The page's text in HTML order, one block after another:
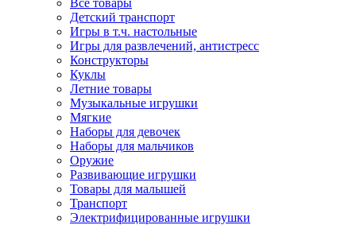
Все товары
Детский транспорт
Игры в т.ч. настольные
Игры для развлечений, антистресс
Конструкторы
Куклы
Летние товары
Музыкальные игрушки
Мягкие
Наборы для девочек
Наборы для мальчиков
Оружие
Развивающие игрушки
Товары для малышей
Транспорт
Электрифицированные игрушки